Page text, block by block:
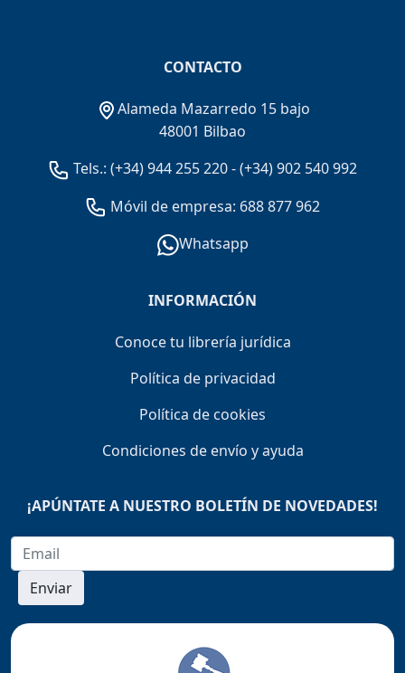
CONTACTO
Alameda Mazarredo 15 bajo
48001 Bilbao
Tels.: (+34) 944 255 220-(+34) 902 540 992
Móvil de empresa: 688 877 962
Whatsapp
INFORMACIÓN
Conoce tu librería jurídica
Política de privacidad
Política de cookies
Condiciones de envío y ayuda
¡APÚNTATE A NUESTRO BOLETÍN DE NOVEDADES!
Enviar